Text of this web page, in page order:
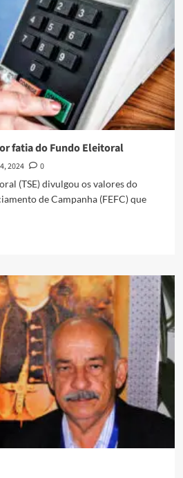
fatia do Fundo Eleitoral
2024
0
(TSE) divulgou os valores do
de Campanha (FEFC) que